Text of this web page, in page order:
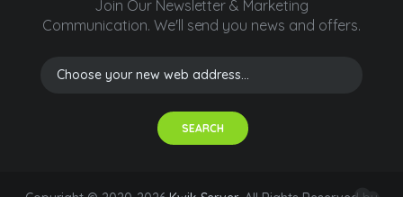
Join Our Newsletter & Marketing
Communication. We'll send you news and offers.
SEARCH